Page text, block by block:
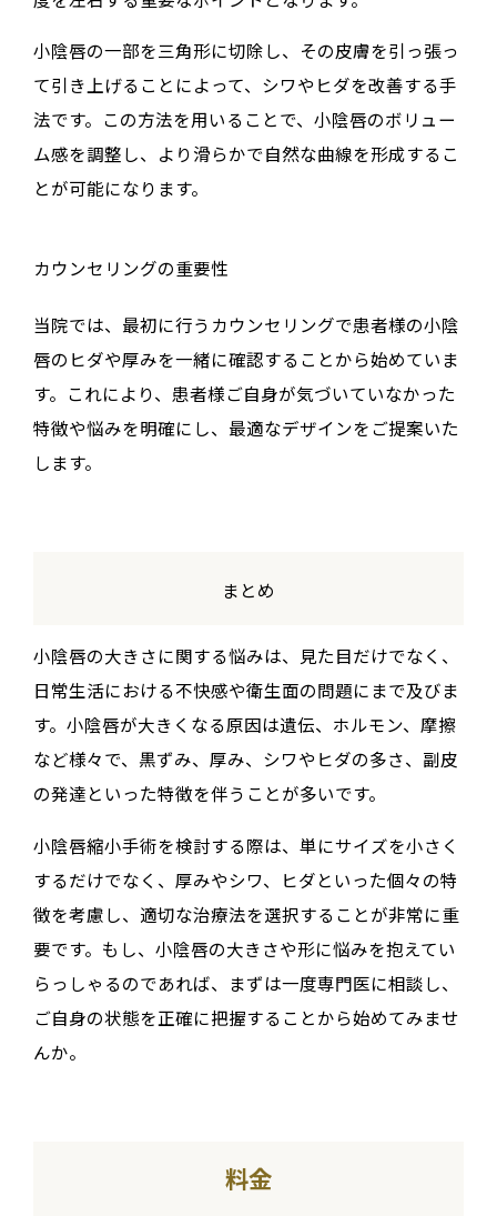
小陰唇の一部を三角形に切除し、その皮膚を引っ張っ
て引き上げることによって、シワやヒダを改善する手
法です。この方法を用いることで、小陰唇のボリュー
ム感を調整し、より滑らかで自然な曲線を形成するこ
とが可能になります。
カウンセリングの重要性
当院では、最初に行うカウンセリングで患者様の小陰
唇のヒダや厚みを一緒に確認することから始めていま
す。これにより、患者様ご自身が気づいていなかった
特徴や悩みを明確にし、最適なデザインをご提案いた
します。
まとめ
小陰唇の大きさに関する悩みは、見た目だけでなく、
日常生活における不快感や衛生面の問題にまで及びま
す。小陰唇が大きくなる原因は遺伝、ホルモン、摩擦
など様々で、黒ずみ、厚み、シワやヒダの多さ、副皮
の発達といった特徴を伴うことが多いです。
小陰唇縮小手術を検討する際は、単にサイズを小さく
するだけでなく、厚みやシワ、ヒダといった個々の特
徴を考慮し、適切な治療法を選択することが非常に重
要です。もし、小陰唇の大きさや形に悩みを抱えてい
らっしゃるのであれば、まずは一度専門医に相談し、
ご自身の状態を正確に把握することから始めてみませ
んか。
料金